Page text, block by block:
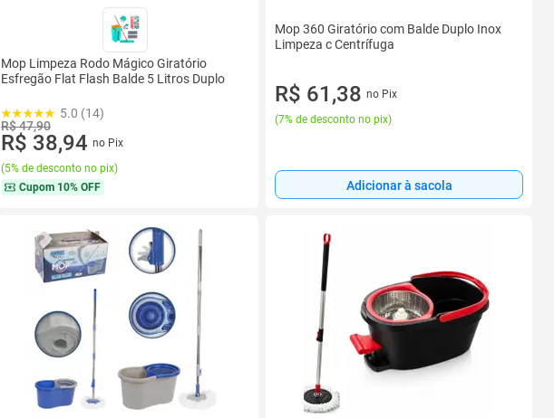
Mop Limpeza Rodo Mágico Giratório
Esfregão Flat Flash Balde 5 Litros Duplo
5.0 (14)
R$ 47,90
R$ 38,94 no Pix
(5% de desconto no pix)
Cupom 10% OFF
Mop 360 Giratório com Balde Duplo Inox
Limpeza c Centrífuga
R$ 61,38 no Pix
(7% de desconto no pix)
Adicionar à sacola